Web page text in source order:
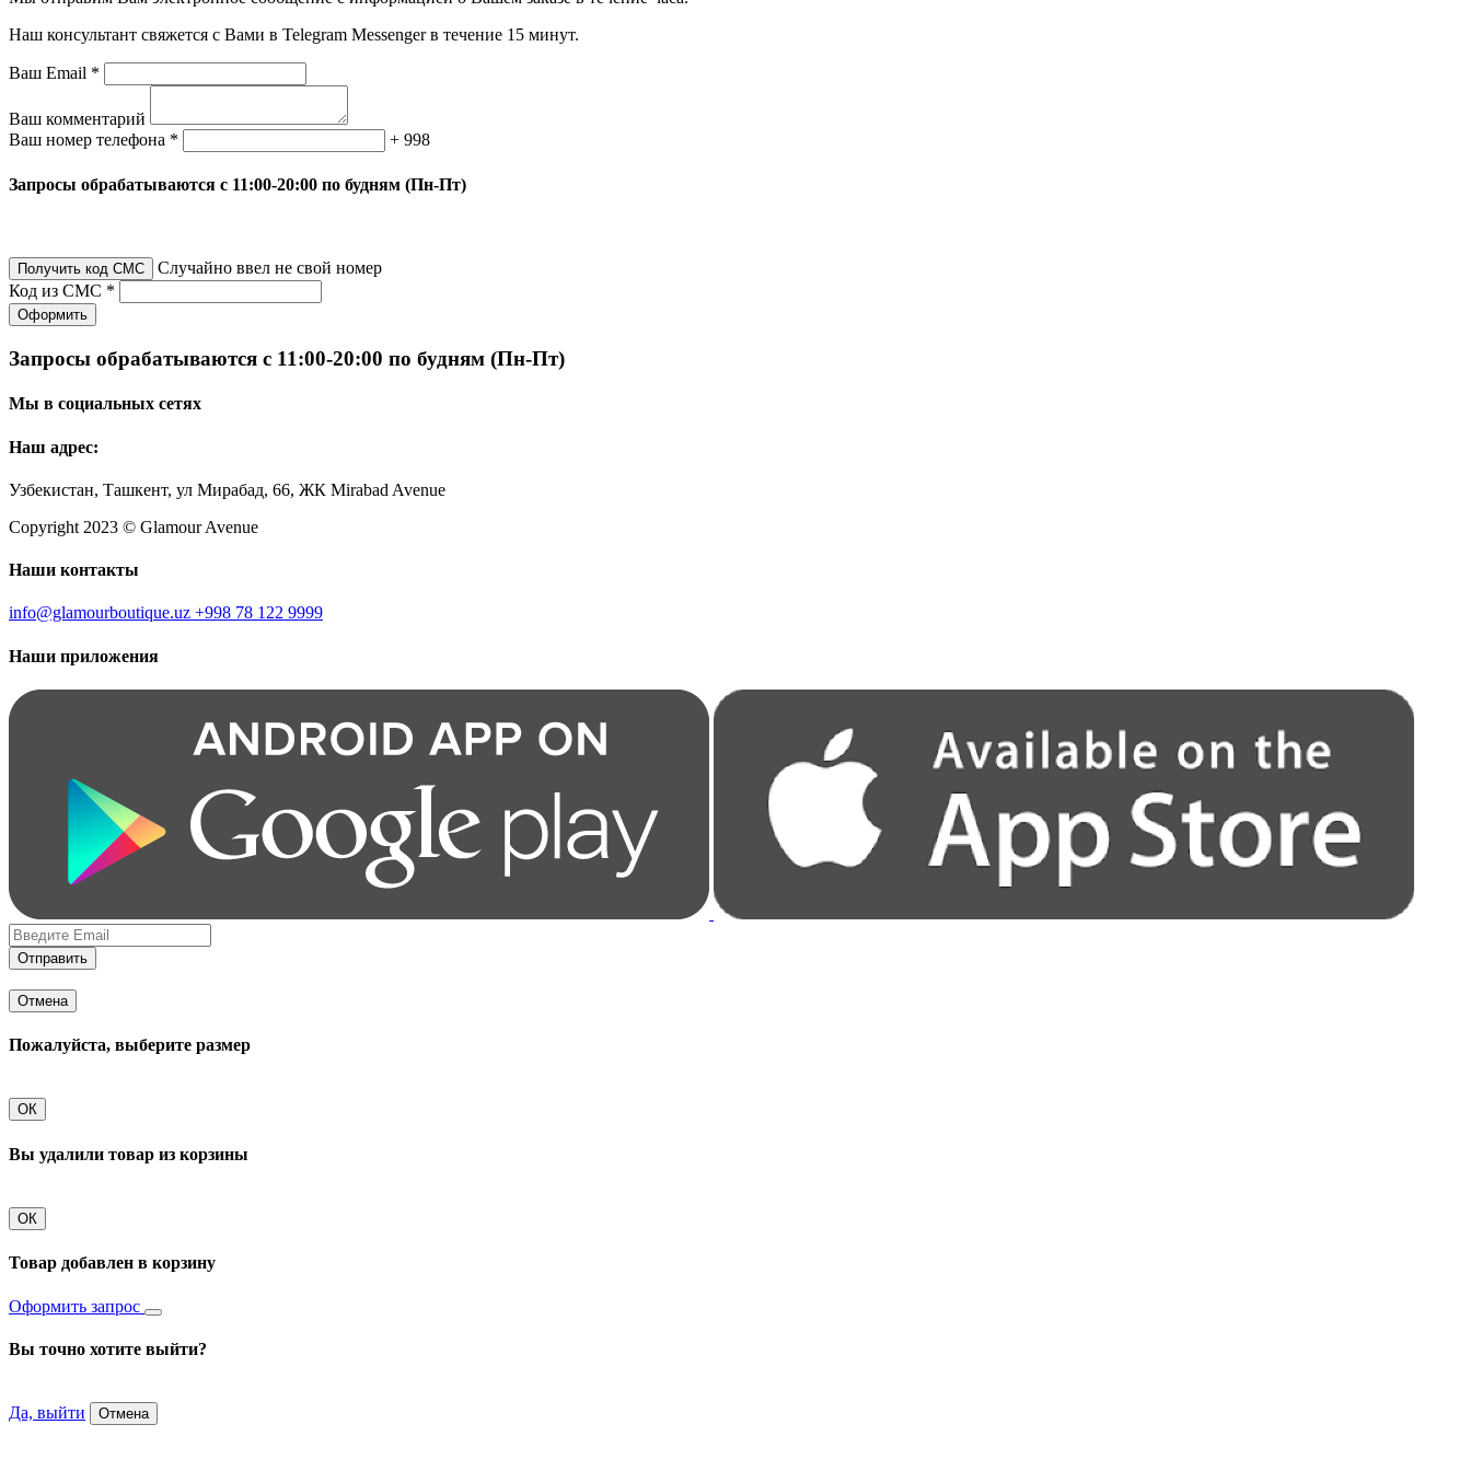
Наш консультант свяжется с Вами в Telegram Messenger в течение 15 минут.
Ваш Email *
Ваш комментарий
Ваш номер телефона *
+ 998
Запросы обрабатываются с 11:00-20:00 по будням (Пн-Пт)
Получить код СМС
Случайно ввел не свой номер
Код из СМС *
Оформить
Запросы обрабатываются с 11:00-20:00 по будням (Пн-Пт)
Мы в социальных сетях
Наш адрес:
Узбекистан, Ташкент, ул Мирабад, 66, ЖК Mirabad Avenue
Copyright 2023 © Glamour Avenue
Наши контакты
info@glamourboutique.uz +998 78 122 9999
Наши приложения
Отправить
Отмена
Пожалуйста, выберите размер
ОК
Вы удалили товар из корзины
ОК
Товар добавлен в корзину
Оформить запрос
Вы точно хотите выйти?
Да, выйти Отмена